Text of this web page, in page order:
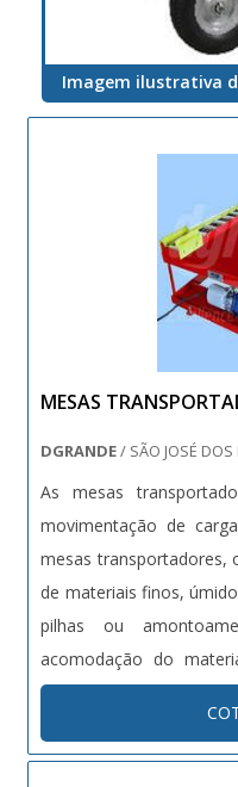
Imagem ilustrativa
MESAS
DGRANDE/ SÃO JOSÉ DOS
As mesas
movimentação de
mesas transportadores,
de materiais finos,
pilhas ou
acomodação do
Características As
funções básicas: -
produtividade. E....